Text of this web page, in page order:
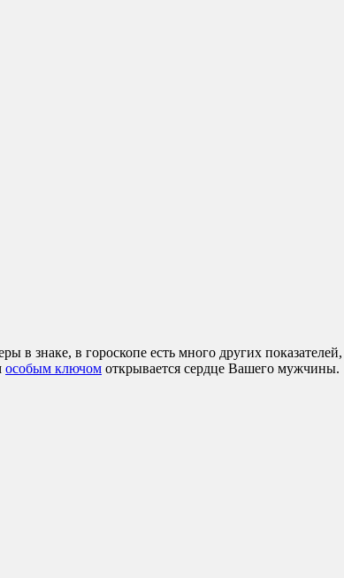
в знаке, в гороскопе есть много других
особым ключом открывается сердце Вашего мужчины.